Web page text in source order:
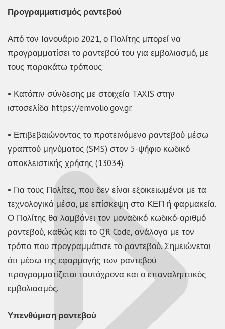
Προγραμματισμός ραντεβού
Από τον Ιανουάριο 2021, ο Πολίτης μπορεί να
προγραμματίσει το ραντεβού του για εμβολιασμό, με
τους παρακάτω τρόπους:
• Κατόπιν σύνδεσης με στοιχεία TAXIS στην
ιστοσελίδα https://emvolio.gov.gr.
• Επιβεβαιώνοντας το προτεινόμενο ραντεβού μέσω
γραπτού μηνύματος (SMS) στον 5-ψήφιο κωδικό
αποκλειστικής χρήσης (13034).
• Για τους Πολίτες, που δεν είναι εξοικειωμένοι με τα
τεχνολογικά μέσα, με επίσκεψη στα ΚΕΠ ή φαρμακεία.
Ο Πολίτης θα λαμβάνει τον μοναδικό κωδικό-αριθμό
ραντεβού, καθώς και το QR Code, ανάλογα με τον
τρόπο που προγραμμάτισε το ραντεβού. Σημειώνεται
ότι μέσω της εφαρμογής των ραντεβού
προγραμματίζεται ταυτόχρονα και ο επαναληπτικός
εμβολιασμός.
Υπενθύμιση ραντεβού